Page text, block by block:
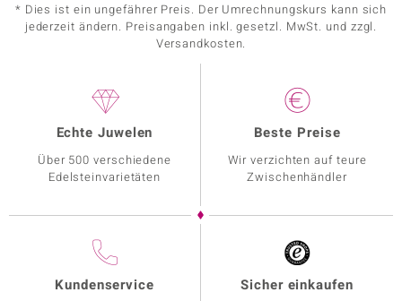
* Dies ist ein ungefährer Preis. Der Umrechnungskurs kann sich
jederzeit ändern. Preisangaben inkl. gesetzl. MwSt. und zzgl.
Versandkosten.
Echte Juwelen
Über 500 verschiedene
Edelsteinvarietäten
Beste Preise
Wir verzichten auf teure
Zwischenhändler
Kundenservice Sicher einkaufen